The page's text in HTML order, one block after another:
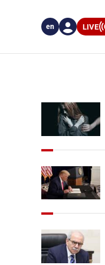
LIVE
en